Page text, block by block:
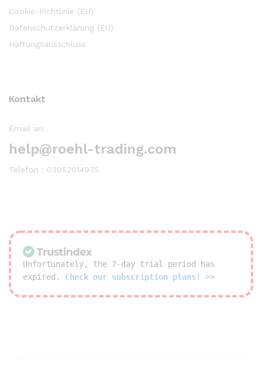
Cookie-Richtlinie (EU)
Datenschutzerklärung (EU)
Haftungsausschluss
Kontakt
Email an:
help@roehl-trading.com
Telefon : 03052014975
Unfortunately, the 7-day trial period has
expired. Check our subscription plans! >>